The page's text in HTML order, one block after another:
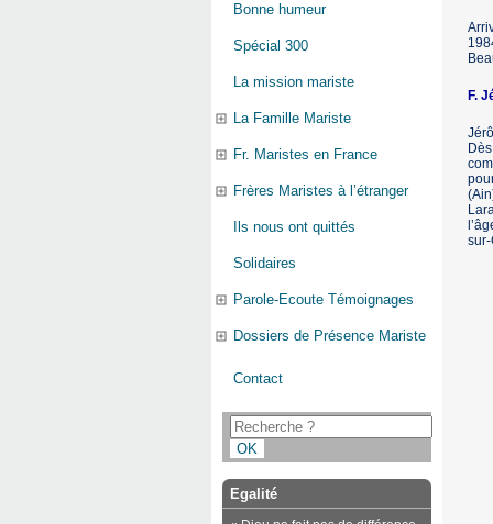
F.
Bonne humeur
Spécial 300
La mission mariste
La Famille Mariste
Fr. Maristes en France
Frères Maristes à l’étranger
Ils nous ont quittés
Solidaires
Parole-Ecoute Témoignages
Dossiers de Présence Mariste
Contact
Egalité